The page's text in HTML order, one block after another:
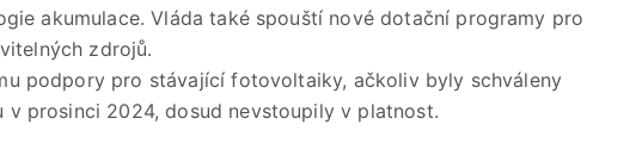
akumulace. Vláda také spouští nové dotační programy pro
zdrojů.
podpory pro stávající fotovoltaiky, ačkoliv byly schváleny
v prosinci 2024, dosud nevstoupily v platnost.